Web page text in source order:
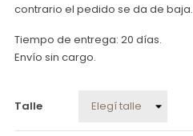
contrario el pedido se da de baja.
Tiempo de entrega: 20 días.
Envío sin cargo.
Talle